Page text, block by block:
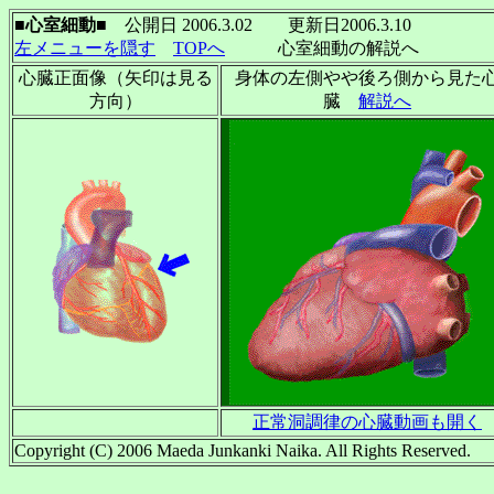
■心室細動■ 公開日 2006.3.02 更新日2006.3.10
左メニューを隠す
TOPへ 心室細動の解説へ
心臓正面像（矢印は見る
方向）
身体の左側やや後ろ側から見た
臓 解説へ
正常洞調律の心臓動画も開く
Copyright (C) 2006 Maeda Junkanki Naika. All Rights Reserved.